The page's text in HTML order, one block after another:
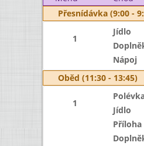
Přesnídávka (9:00 -
1
Jídlo
Nápoj
Oběd (11:30 - 13:45)
1
Jídlo
Příloha